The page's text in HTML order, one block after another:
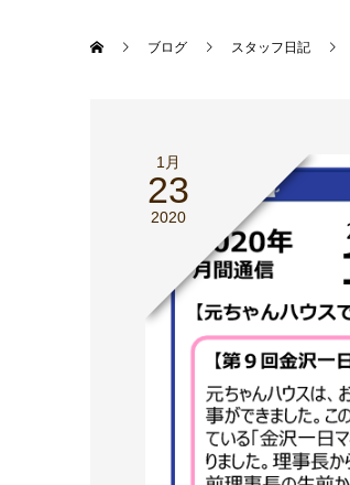
ブログ スタッフ日記
1月
23
2020